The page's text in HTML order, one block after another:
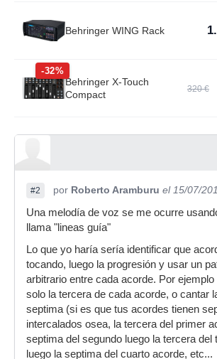
Behringer WING Rack
-32%
Behringer X-Touch
Compact
320 €
#2 por Roberto Aramburu el 15/07/
Una melodía de voz se me ocurre
llama "lineas guía"
Lo que yo haría sería identificar que
tocando, luego la progresión y usar un
arbitrario entre cada acorde. Por
solo la tercera de cada acorde, o cantar
septima (si es que tus acordes tienen
intercalados osea, la tercera del primer
septima del segundo luego la tercera del
luego la septima del cuarto acorde, etc...